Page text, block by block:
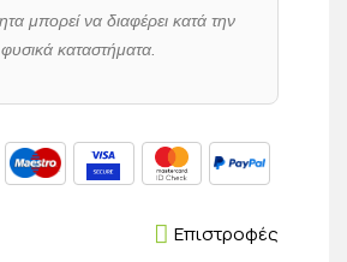
μπορεί να διαφέρει κατά την
καταστήματα.
Επιστροφές